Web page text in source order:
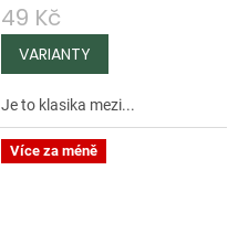
49 Kč
Je to klasika mezi...
Více za méně